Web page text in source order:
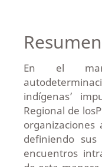
Resumen
En el
indígenas’
Regional de
definiendo
encuentros